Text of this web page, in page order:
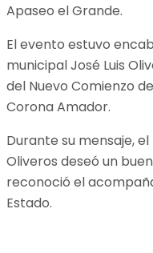
Apaseo el Grande.
El evento estuvo
municipal José Luis
del Nuevo Comienzo
Corona Amador.
Durante su mensaje,
Oliveros deseó un
reconoció el
Estado.